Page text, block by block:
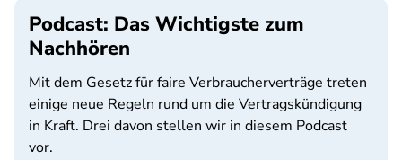
Podcast: Das Wichtigste zum
Nachhören
Mit dem Gesetz für faire Verbraucherverträge treten
einige neue Regeln rund um die Vertragskündigung
in Kraft. Drei davon stellen wir in diesem Podcast
vor.